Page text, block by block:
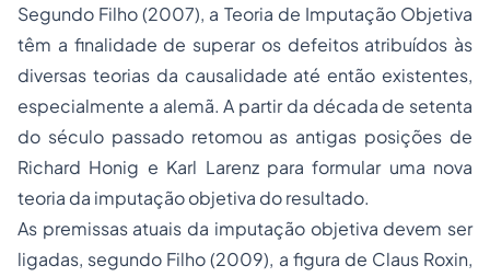
Segundo Filho (2007), a Teoria de Imputação Objetiva
têm a finalidade de superar os defeitos atribuídos às
diversas teorias da causalidade até então existentes,
especialmente a alemã. A partir da década de setenta
do século passado retomou as antigas posições de
Richard Honig e Karl Larenz para formular uma nova
teoria da imputação objetiva do resultado.
As premissas atuais da imputação objetiva devem ser
ligadas, segundo Filho (2009), a figura de Claus Roxin,